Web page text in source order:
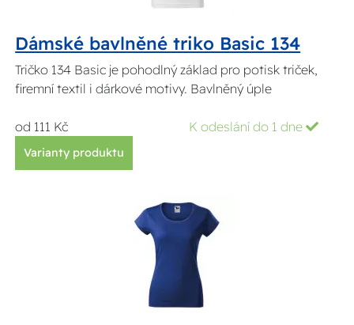
Dámské bavlněné triko Basic 134
Tričko 134 Basic je pohodlný základ pro potisk triček,
firemní textil i dárkové motivy. Bavlněný úple
od 111 Kč K odeslání do 1 dne
Varianty produktu